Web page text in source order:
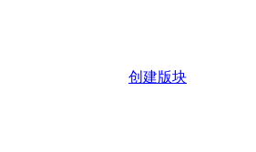
创建版块